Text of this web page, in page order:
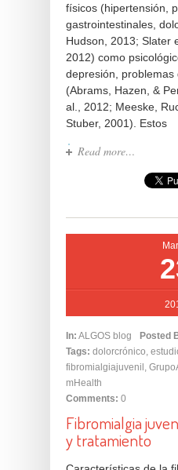
físicos (hipertensión,
gastrointestinales,
Hudson, 2013; Slater
2012) como
depresión, problemas
(Abrams, Hazen, &
al., 2012; Meeske,
Stuber, 2001). Estos
Read more…
In: ALGOS blog Posted
Tags: dolorcrónico,
fibromialgiajuvenil ,
mHealth
Comments: 0
Fibromialgia
y tratamiento